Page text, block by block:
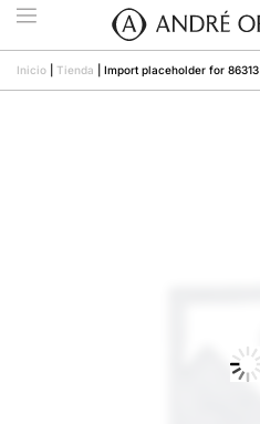
Inicio Tienda Import placeholder for 86313